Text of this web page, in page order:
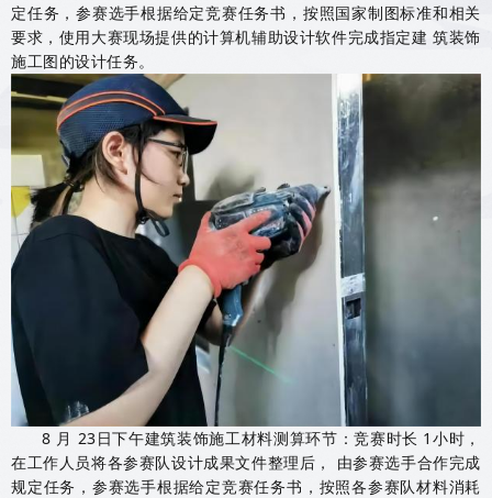
定任务，参赛选手根据给定竞赛任务书，按照国家制图标准和相关
要求，使用大赛现场提供的计算机辅助设计软件完成指定建 筑装饰
施工图的设计任务。
8 月 23日下午建筑装饰施工材料测算环节：竞赛时长 1小时，
在工作人员将各参赛队设计成果文件整理后， 由参赛选手合作完成
规定任务，参赛选手根据给定竞赛任务书，按照各参赛队材料消耗